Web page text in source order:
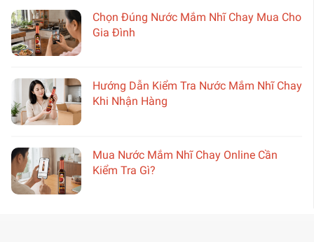
Chọn Đúng Nước Mắm Nhĩ Chay Mua Cho
Gia Đình
Hướng Dẫn Kiểm Tra Nước Mắm Nhĩ Chay
Khi Nhận Hàng
Mua Nước Mắm Nhĩ Chay Online Cần
Kiểm Tra Gì?